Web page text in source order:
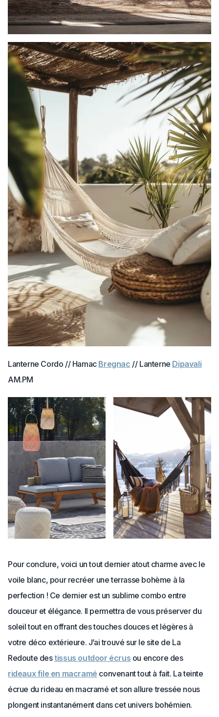
Lanterne Cordo // Hamac Bregnac // Lanterne Dipavali
AM.PM
Pour conclure, voici un tout dernier atout charme avec le
voile blanc, pour recréer une terrasse bohème à la
perfection ! Ce dernier est un sublime combo entre
douceur et élégance. Il permettra de vous préserver du
soleil tout en offrant des touches douces et légères à
votre déco extérieure. J’ai trouvé sur le site de La
Redoute des tissus outdoor écrus ou encore des
rideaux file en macramé convenant tout à fait. La teinte
écrue du rideau en macramé et son allure tressée nous
plongent instantanément dans cet univers bohémien.